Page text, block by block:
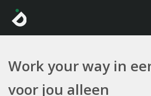
Work your way in
voor jou alleen